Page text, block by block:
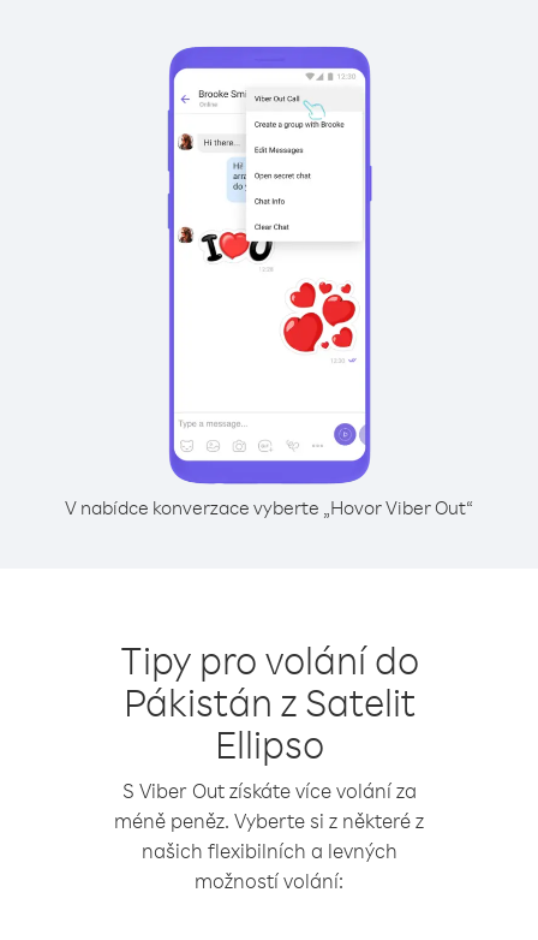
V nabídce konverzace vyberte „Hovor Viber Out“
Tipy pro volání do
Pákistán z Satelit
Ellipso
S Viber Out získáte více volání za
méně peněz. Vyberte si z některé z
našich flexibilních a levných
možností volání: